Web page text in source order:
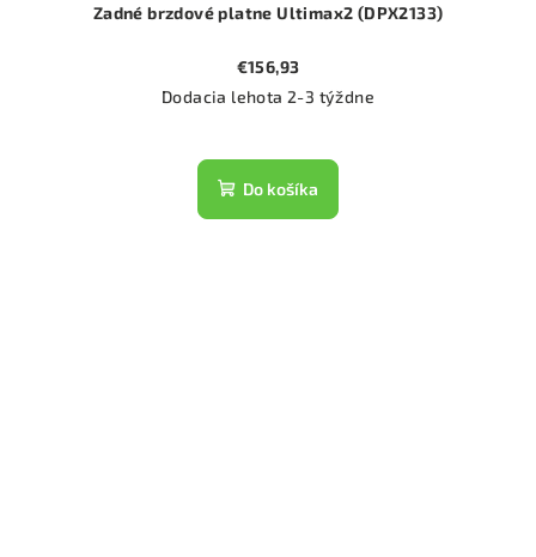
Zadné brzdové platne Ultimax2 (DPX2133)
€156,93
Dodacia lehota 2-3 týždne
Do košíka